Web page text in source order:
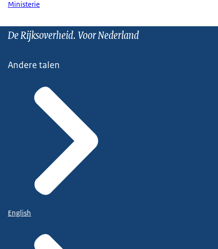
Ministerie
De Rijksoverheid. Voor Nederland
Andere talen
English